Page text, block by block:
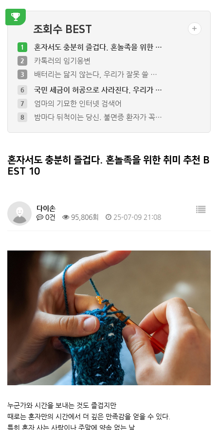
조회수 BEST
6 국민 세금이 허공으로 사라진다. 우리가 …
7 엄마의 기묘한 인터넷 검색어
8 밤마다 뒤척이는 당신. 불면증 환자가 꼭…
4 “혼자 떠났더니 우주가 열렸다 – 국내 …
총각귀신이 없는 이유
1 혼자서도 충분히 즐겁다. 혼놀족을 위한 …
2 카톡러의 임기응변
3 배터리는 닳지 않는다, 우리가 잘못 쓸 …
혼자서도 충분히 즐겁다. 혼놀족을 위한 취미 추천 B
EST 10
다이손
0건
95,806회 25-07-09 21:08
누군가와 시간을 보내는 것도 즐겁지만
때로는 혼자만의 시간에서 더 깊은 만족감을 얻을 수 있다.
특히 혼자 사는 사람이나 주말에 약속 없는 날